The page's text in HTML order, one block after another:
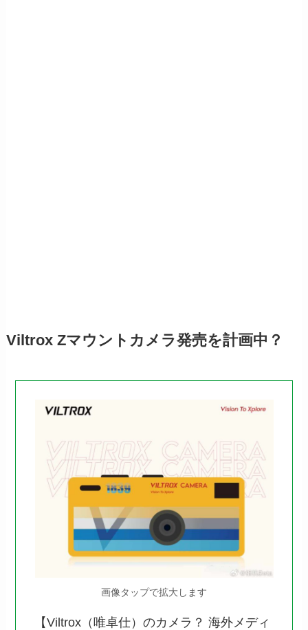
Viltrox Zマウントカメラ発売を計画中？
画像タップで拡大します
【Viltrox（唯卓仕）のカメラ？ 海外メディ